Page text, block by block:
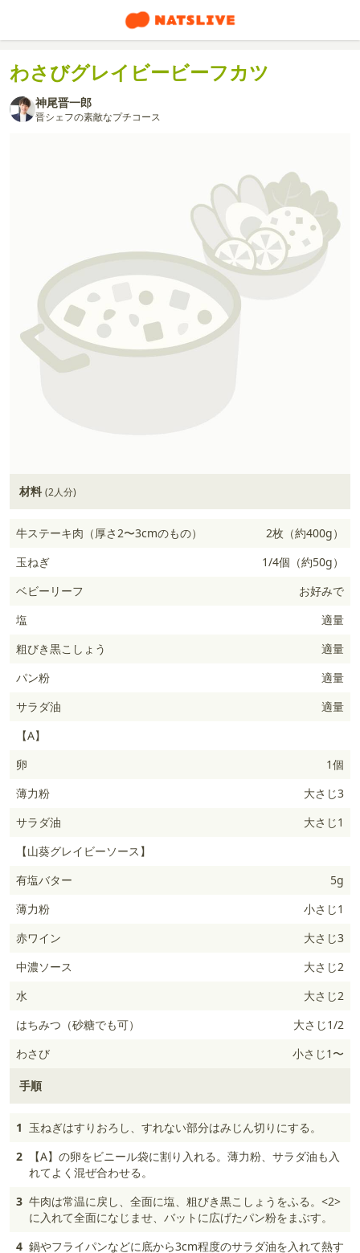
わさびグレイビービーフカツ
神尾晋一郎
晋シェフの素敵なプチコース
材料 (2人分)
牛ステーキ肉（厚さ2〜3cmのもの）
2枚（約400g）
玉ねぎ
1/4個（約50g）
ベビーリーフ
お好みで
塩
適量
粗びき黒こしょう
適量
パン粉
適量
サラダ油
適量
【A】
卵
1個
薄力粉
大さじ3
サラダ油
大さじ1
【山葵グレイビーソース】
有塩バター
5g
薄力粉
小さじ1
赤ワイン
大さじ3
中濃ソース
大さじ2
水
大さじ2
はちみつ（砂糖でも可）
大さじ1/2
わさび
小さじ1〜
手順
1 玉ねぎはすりおろし、すれない部分はみじん切りにする。
2
【A】の卵をビニール袋に割り入れる。薄力粉、サラダ油も入
れてよく混ぜ合わせる。
3 牛肉は常温に戻し、全面に塩、粗びき黒こしょうをふる。<2>
に入れて全面になじませ、バットに広げたパン粉をまぶす。
4 鍋やフライパンなどに底から3cm程度のサラダ油を入れて熱す